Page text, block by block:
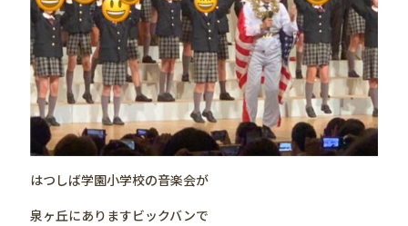
はつしば学園小学校の音楽会が
泉ヶ丘にありますビックバンで